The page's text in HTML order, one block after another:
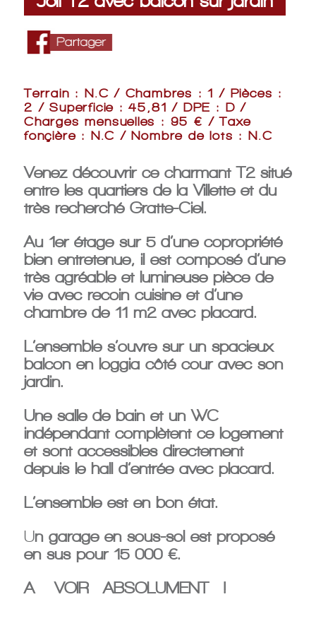
Terrain : N.C / Chambres : 1 / Pièces :
2 / Superficie : 45,81 / DPE : D /
Charges mensuelles : 95 € / Taxe
fonçière : N.C / Nombre de lots : N.C
Venez découvrir ce charmant T2 situé
entre les quartiers de la Villette et du
très recherché Gratte-Ciel.
Au 1er étage sur 5 d’une copropriété
bien entretenue, il est composé d’une
très agréable et lumineuse pièce de
vie avec recoin cuisine et d’une
chambre de 11 m2 avec placard.
L’ensemble s’ouvre sur un spacieux
balcon en loggia côté cour avec son
jardin.
Une salle de bain et un WC
indépendant complètent ce logement
et sont accessibles directement
depuis le hall d’entrée avec placard.
L’ensemble est en bon état.
Un garage en sous-sol est proposé
en sus pour 15 000 €.
A
VOIR ABSOLUMENT !